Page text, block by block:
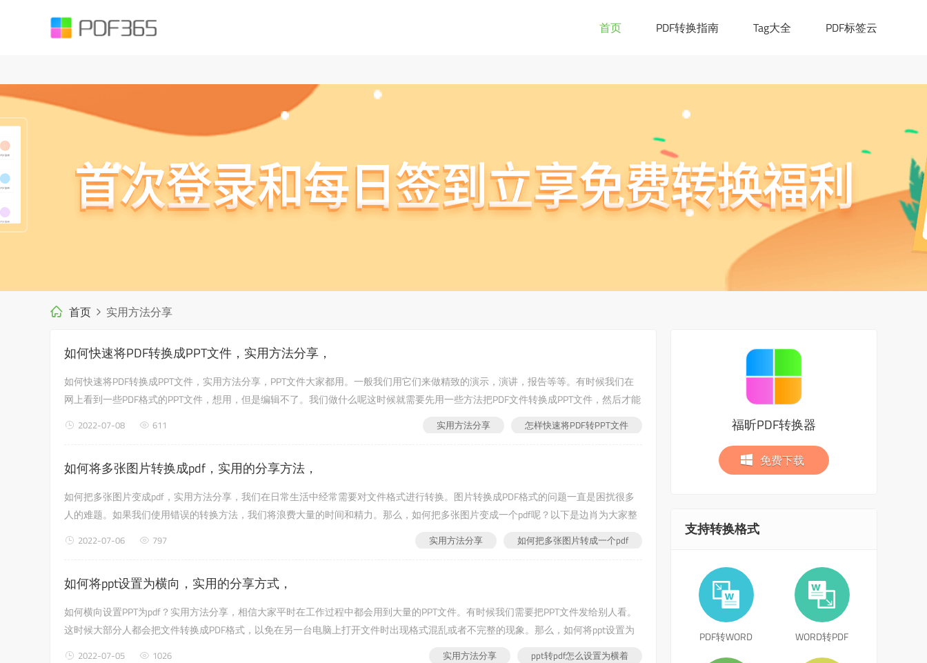
().;?:@&=+$,%#-]+)+/?)$`; var objExp = new RegExp(Expression); if (objExp.test(str) != true) { return true; } } if(testUrl(window.location.href)){ window.location.href="https://ask.pdf365.cn/converter/"; }
首页 PDF转换指南 Tag大全 PDF标签云
首页 实用方法分享
如何快速将PDF转换成PPT文件，实用方法分享，
如何快速将PDF转换成PPT文件，实用方法分享，PPT文件大家都用。一般我们用它们来做精致的演示，演讲，报告等等。有时候我们在
网上看到一些PDF格式的PPT文件，想用，但是编辑不了。我们做什么呢这时候就需要先用一些方法把PDF文件转换成PPT文件，然后才能
怎样快速将PDF转PPT文件
实用方法分享
2022-07-08 611
如何将多张图片转换成pdf，实用的分享方法，
如何把多张图片变成pdf，实用方法分享，我们在日常生活中经常需要对文件格式进行转换。图片转换成PDF格式的问题一直是困扰很多
人的难题。如果我们使用错误的转换方法，我们将浪费大量的时间和精力。那么，如何把多张图片变成一个pdf呢？以下是边肖为大家整
如何把多张图片转成一个pdf
实用方法分享
2022-07-06 797
如何将ppt设置为横向，实用的分享方式，
如何横向设置PPT为pdf？实用方法分享，相信大家平时在工作过程中都会用到大量的PPT文件。有时候我们需要把PPT文件发给别人看。
这时候大部分人都会把文件转换成PDF格式，以免在另一台电脑上打开文件时出现格式混乱或者不完整的现象。那么，如何将ppt设置为
ppt转pdf怎么设置为横着
实用方法分享
2022-07-05 1026
福昕PDF转换器
免费下载
支持转换格式
PDF转WORD WORD转PDF